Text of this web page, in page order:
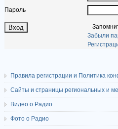
Пароль
Забыли
Правила регистрации и Политика
Сайты и страницы региональных и
Видео о Радио
Фото о Радио